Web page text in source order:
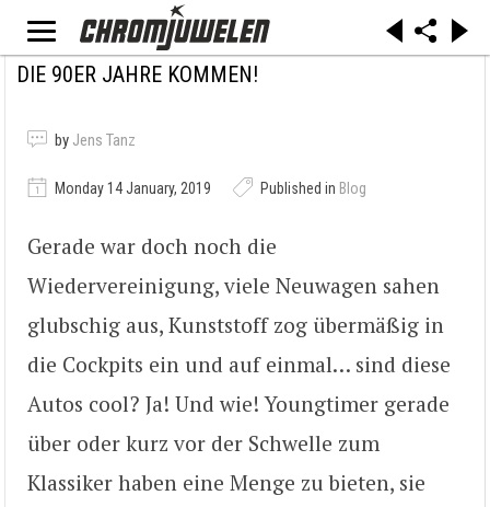
DIE 90ER JAHRE KOMMEN!
by Jens Tanz
Monday 14 January, 2019 Published in Blog
Gerade war doch noch die
Wiedervereinigung, viele Neuwagen sahen
glubschig aus, Kunststoff zog übermäßig in
die Cockpits ein und auf einmal… sind diese
Autos cool? Ja! Und wie! Youngtimer gerade
über oder kurz vor der Schwelle zum
Klassiker haben eine Menge zu bieten, sie